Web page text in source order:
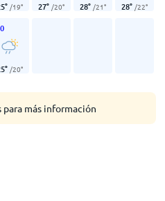
° /19° 27° /20° 28° /21° 28° /22°
° /20°
más información